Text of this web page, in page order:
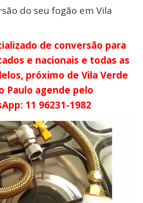
do seu fogão em Vila
de conversão para
e nacionais e todas as
próximo de Vila Verde
Paulo agende pelo
11 96231-1982